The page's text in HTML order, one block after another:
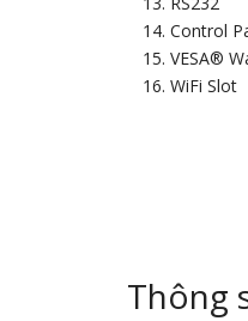
Control
VESA®
WiFi Slot
Thông